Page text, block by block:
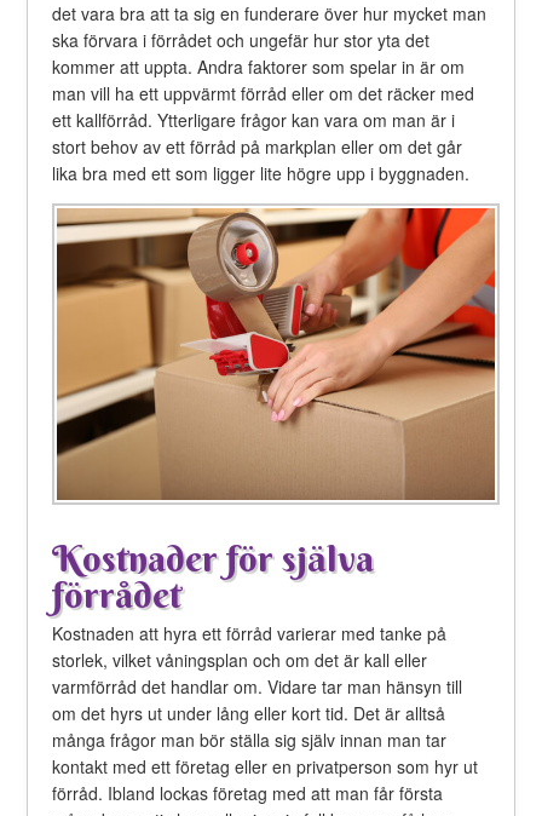
det vara bra att ta sig en funderare över hur mycket man
ska förvara i förrådet och ungefär hur stor yta det
kommer att uppta. Andra faktorer som spelar in är om
man vill ha ett uppvärmt förråd eller om det räcker med
ett kallförråd. Ytterligare frågor kan vara om man är i
stort behov av ett förråd på markplan eller om det går
lika bra med ett som ligger lite högre upp i byggnaden.
Kostnader för själva
förrådet
Kostnaden att hyra ett förråd varierar med tanke på
storlek, vilket våningsplan och om det är kall eller
varmförråd det handlar om. Vidare tar man hänsyn till
om det hyrs ut under lång eller kort tid. Det är alltså
många frågor man bör ställa sig själv innan man tar
kontakt med ett företag eller en privatperson som hyr ut
förråd. Ibland lockas företag med att man får första